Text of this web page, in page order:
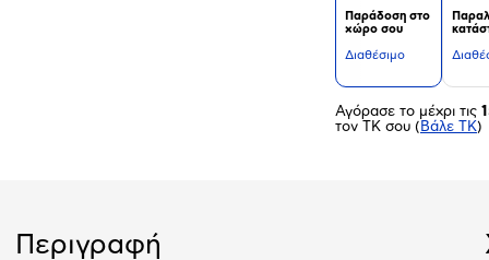
Παράδοση στο
χώρο σου
Διαθέσιμο
Αγόρασε το μέχρι τις
τον ΤΚ σου ( Βάλε ΤΚ)
Περιγραφή